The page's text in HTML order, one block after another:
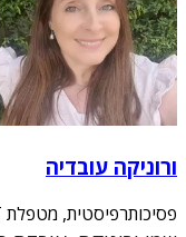
ורוניקה עובדיה
פסיכותרפיסטית, מטפלת CBT